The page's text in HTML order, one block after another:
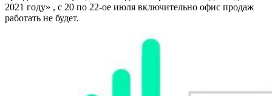
2021 году» , с 20 по 22-ое июля включительно офис продаж
работать не будет.